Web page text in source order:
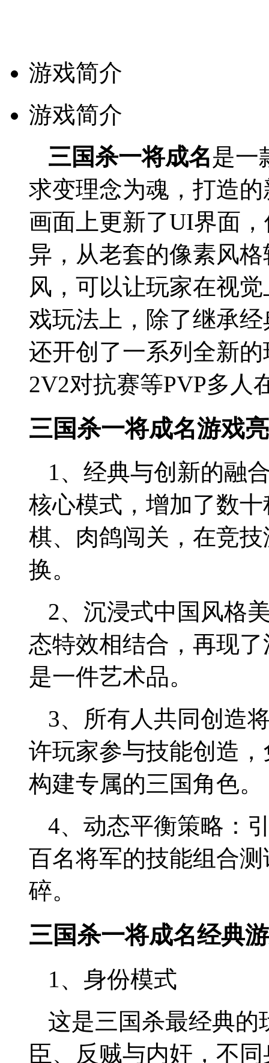
游戏简介
游戏简介
三国杀一将成名是一
求变理念为魂，打造
画面上更新了UI界面
异，从老套的像素风
风，可以让玩家在视
戏玩法上，除了继承
还开创了一系列全新
2V2对抗赛等PVP多人
三国杀一将成名游戏
1、经典与创新的融
核心模式，增加了数
棋、肉鸽闯关，在竞
换。
2、沉浸式中国风格
态特效相结合，再现
是一件艺术品。
3、所有人共同创造
许玩家参与技能创造
构建专属的三国角色。
4、动态平衡策略：
百名将军的技能组合
碎。
三国杀一将成名经典
1、身份模式
这是三国杀最经典的
臣、反贼与内奸，不